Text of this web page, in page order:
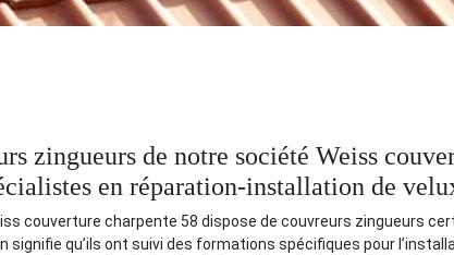
zingueurs de notre société Weiss
en réparation-installation de
couverture charpente 58 dispose de couvreurs zingueurs
signifie qu’ils ont suivi des formations spécifiques pour